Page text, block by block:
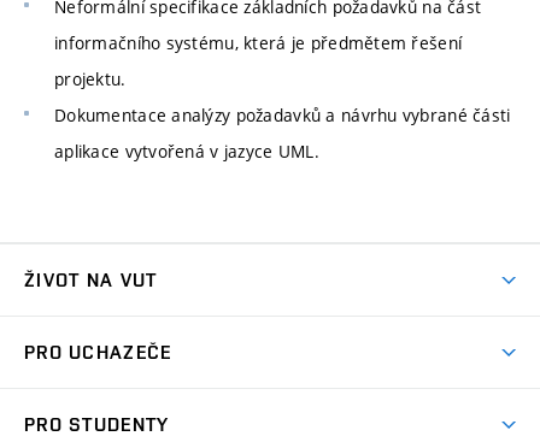
Neformální specifikace základních požadavků na část
informačního systému, která je předmětem řešení
projektu.
Dokumentace analýzy požadavků a návrhu vybrané části
aplikace vytvořená v jazyce UML.
ŽIVOT NA VUT
Koleje
PRO UCHAZEČE
PRO STUDENTY